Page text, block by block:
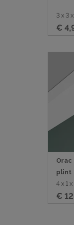
3 x 3
€
Orac
plint
4 x 1
€